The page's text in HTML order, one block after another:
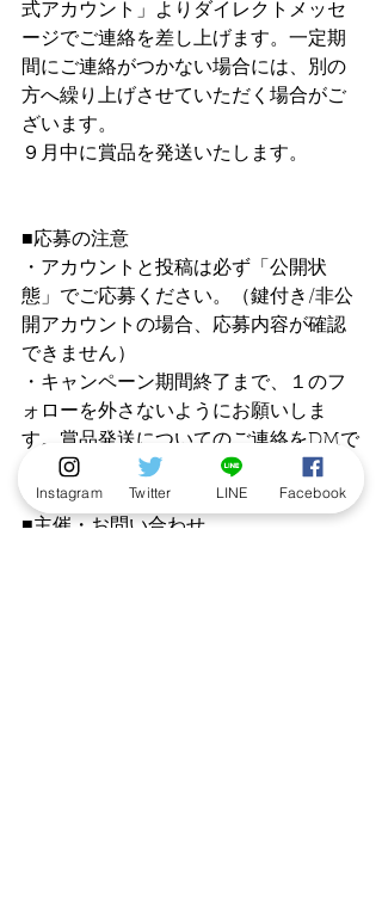
式アカウント」よりダイレクトメッセ
ージでご連絡を差し上げます。一定期
間にご連絡がつかない場合には、別の
方へ繰り上げさせていただく場合がご
ざいます。
９月中に賞品を発送いたします。
■応募の注意
・アカウントと投稿は必ず「公開状
態」でご応募ください。（鍵付き/非公
開アカウントの場合、応募内容が確認
できません）
・キャンペーン期間終了まで、１のフ
ォローを外さないようにお願いしま
す。賞品発送についてのご連絡をDMで
お送りいたします。
■主催・お問い合わせ
Instagram Twitter LINE Facebook